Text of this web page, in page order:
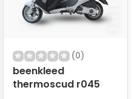
(0)
beenkleed
thermoscud r045